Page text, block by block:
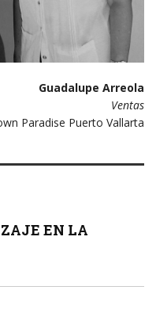
Guadalupe Arreola
Ventas
Paradise Puerto Vallarta
EN LA